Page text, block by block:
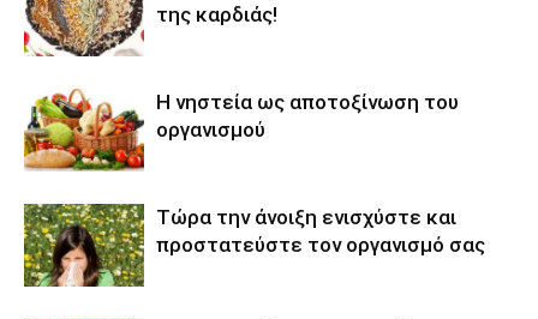
της καρδιάς!
Η νηστεία ως αποτοξίνωση του
οργανισμού
Τώρα την άνοιξη ενισχύστε και
προστατεύστε τον οργανισμό σας